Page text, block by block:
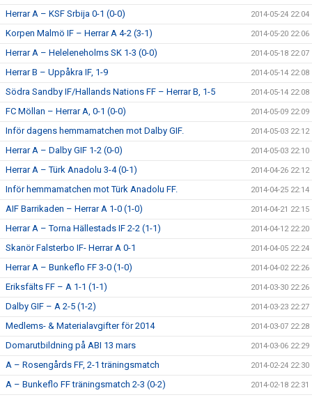
Herrar A – KSF Srbija 0-1 (0-0) 2014-05-24 22:04
Korpen Malmö IF – Herrar A 4-2 (3-1) 2014-05-20 22:06
Herrar A – Heleleneholms SK 1-3 (0-0) 2014-05-18 22:07
Herrar B – Uppåkra IF, 1-9 2014-05-14 22:08
Södra Sandby IF/Hallands Nations FF – Herrar B, 1-5 2014-05-14 22:08
FC Möllan – Herrar A, 0-1 (0-0) 2014-05-09 22:09
Inför dagens hemmamatchen mot Dalby GIF. 2014-05-03 22:12
Herrar A – Dalby GIF 1-2 (0-0) 2014-05-03 22:10
Herrar A – Türk Anadolu 3-4 (0-1) 2014-04-26 22:12
Inför hemmamatchen mot Türk Anadolu FF. 2014-04-25 22:14
AIF Barrikaden – Herrar A 1-0 (1-0) 2014-04-21 22:15
Herrar A – Torna Hällestads IF 2-2 (1-1) 2014-04-12 22:20
Skanör Falsterbo IF- Herrar A 0-1 2014-04-05 22:24
Herrar A – Bunkeflo FF 3-0 (1-0) 2014-04-02 22:26
Eriksfälts FF – A 1-1 (1-1) 2014-03-30 22:26
Dalby GIF – A 2-5 (1-2) 2014-03-23 22:27
Medlems- & Materialavgifter för 2014 2014-03-07 22:28
Domarutbildning på ABI 13 mars 2014-03-06 22:29
A – Rosengårds FF, 2-1 träningsmatch 2014-02-24 22:30
A – Bunkeflo FF träningsmatch 2-3 (0-2) 2014-02-18 22:31